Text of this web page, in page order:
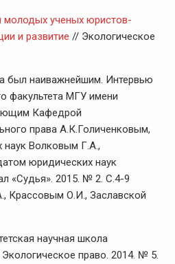
молодых ученых юристов-
и развитие // Экологическое
был наиважнейшим. Интервью
факультета МГУ имени
Кафедрой
права А.К.Голиченковым,
наук Волковым Г.А.,
юридических наук
«Судья». 2015. № 2. С.4-9
Крассовым О.И., Заславской
научная школа
право. 2014. № 5.